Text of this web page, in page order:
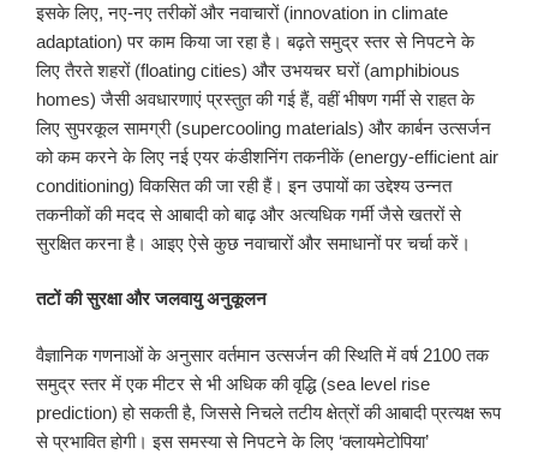
इसके लिए, नए-नए तरीकों और नवाचारों (innovation in climate
adaptation) पर काम किया जा रहा है। बढ़ते समुद्र स्तर से निपटने के
लिए तैरते शहरों (floating cities) और उभयचर घरों (amphibious
homes) जैसी अवधारणाएं प्रस्तुत की गई हैं, वहीं भीषण गर्मी से राहत के
लिए सुपरकूल सामग्री (supercooling materials) और कार्बन उत्सर्जन
को कम करने के लिए नई एयर कंडीशनिंग तकनीकें (energy-efficient air
conditioning) विकसित की जा रही हैं। इन उपायों का उद्देश्य उन्नत
तकनीकों की मदद से आबादी को बाढ़ और अत्यधिक गर्मी जैसे खतरों से
सुरक्षित करना है। आइए ऐसे कुछ नवाचारों और समाधानों पर चर्चा करें।
तटों की सुरक्षा और जलवायु अनुकूलन
वैज्ञानिक गणनाओं के अनुसार वर्तमान उत्सर्जन की स्थिति में वर्ष 2100 तक
समुद्र स्तर में एक मीटर से भी अधिक की वृद्धि (sea level rise
prediction) हो सकती है, जिससे निचले तटीय क्षेत्रों की आबादी प्रत्यक्ष रूप
से प्रभावित होगी। इस समस्या से निपटने के लिए ‘क्लायमेटोपिया’